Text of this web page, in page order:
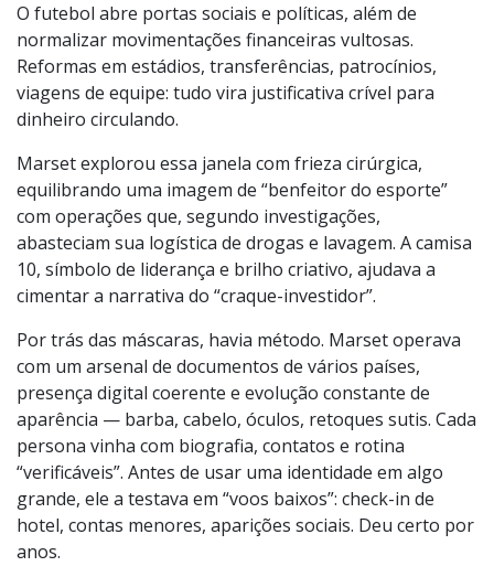
O futebol abre portas sociais e políticas, além de
normalizar movimentações financeiras vultosas.
Reformas em estádios, transferências, patrocínios,
viagens de equipe: tudo vira justificativa crível para
dinheiro circulando.
Marset explorou essa janela com frieza cirúrgica,
equilibrando uma imagem de “benfeitor do esporte”
com operações que, segundo investigações,
abasteciam sua logística de drogas e lavagem. A camisa
10, símbolo de liderança e brilho criativo, ajudava a
cimentar a narrativa do “craque-investidor”.
Por trás das máscaras, havia método. Marset operava
com um arsenal de documentos de vários países,
presença digital coerente e evolução constante de
aparência — barba, cabelo, óculos, retoques sutis. Cada
persona vinha com biografia, contatos e rotina
“verificáveis”. Antes de usar uma identidade em algo
grande, ele a testava em “voos baixos”: check-in de
hotel, contas menores, aparições sociais. Deu certo por
anos.